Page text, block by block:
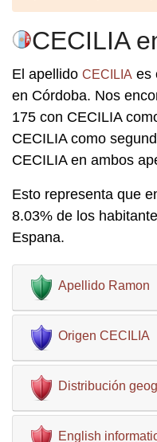
CECILIA
El apellido CECILIA es
en Córdoba. Nos
175 con CECILIA
CECILIA como
CECILIA en ambos
Esto representa que
8.03% de los
Espana.
Apellido Ramon
Origen CECILIA
Distribución
English